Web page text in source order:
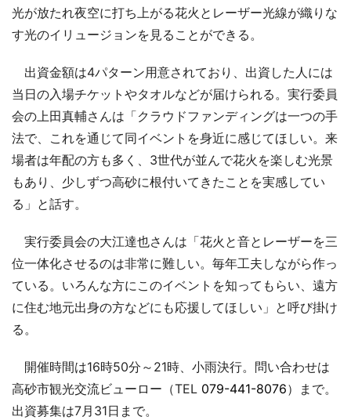
光が放たれ夜空に打ち上がる花火とレーザー光線が織りな
す光のイリュージョンを見ることができる。
出資金額は4パターン用意されており、出資した人には
当日の入場チケットやタオルなどが届けられる。実行委員
会の上田真輔さんは「クラウドファンディングは一つの手
法で、これを通じて同イベントを身近に感じてほしい。来
場者は年配の方も多く、3世代が並んで花火を楽しむ光景
もあり、少しずつ高砂に根付いてきたことを実感してい
る」と話す。
実行委員会の大江達也さんは「花火と音とレーザーを三
位一体化させるのは非常に難しい。毎年工夫しながら作っ
ている。いろんな方にこのイベントを知ってもらい、遠方
に住む地元出身の方などにも応援してほしい」と呼び掛け
る。
開催時間は16時50分～21時、小雨決行。問い合わせは
高砂市観光交流ビューロー（TEL 079-441-8076）まで。
出資募集は7月31日まで。